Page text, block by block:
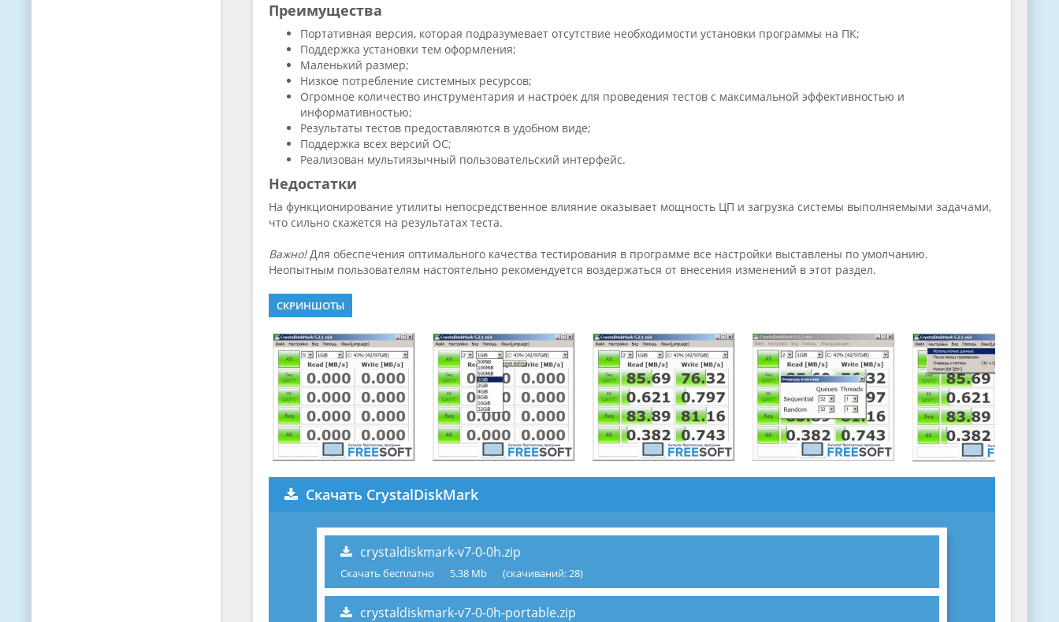
Преимущества
Портативная версия, которая подразумевает отсутствие необходимости установки программы на ПК;
Поддержка установки тем оформления;
Маленький размер;
Низкое потребление системных ресурсов;
Огромное количество инструментария и настроек для проведения тестов с максимальной эффективностью и
информативностью;
Результаты тестов предоставляются в удобном виде;
Поддержка всех версий ОС;
Реализован мультиязычный пользовательский интерфейс.
Недостатки
На функционирование утилиты непосредственное влияние оказывает мощность ЦП и загрузка системы выполняемыми задачами,
что сильно скажется на результатах теста.
Важно!Для обеспечения оптимального качества тестирования в программе все настройки выставлены по умолчанию.
Неопытным пользователям настоятельно рекомендуется воздержаться от внесения изменений в этот раздел.
СКРИНШОТЫ
Скачать CrystalDiskMark
crystaldiskmark-v7-0-0h.zip
Скачать бесплатно 5.38 Mb (cкачиваний: 28)
crystaldiskmark-v7-0-0h-portable.zip